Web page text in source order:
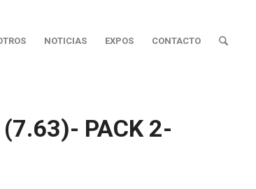
NOTICIAS EXPOS CONTACTO
(7.63)- PACK 2-